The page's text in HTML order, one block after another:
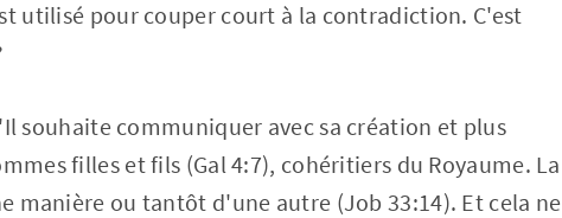
utilisé pour couper court à la contradiction. C'est
souhaite communiquer avec sa création et plus
filles et fils (Gal 4:7), cohéritiers du Royaume. La
manière ou tantôt d'une autre (Job 33:14). Et cela ne